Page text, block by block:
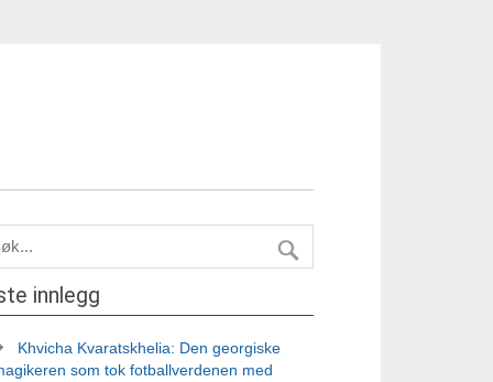
innlegg
Khvicha Kvaratskhelia: Den georgiske
som tok fotballverdenen med